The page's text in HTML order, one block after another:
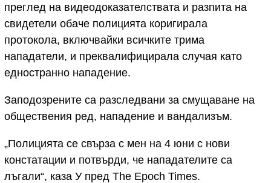
преглед на видеодоказателствата и разпита на
свидетели обаче полицията коригирала
протокола, включвайки всичките трима
нападатели, и преквалифицирала случая като
едностранно нападение.
Заподозрените са разследвани за смущаване на
обществения ред, нападение и вандализъм.
„Полицията се свърза с мен на 4 юни с нови
констатации и потвърди, че нападателите са
лъгали“, каза У пред The Epoch Times.